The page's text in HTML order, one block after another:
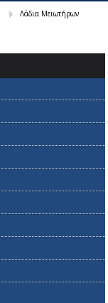
Λάδια Μειωτήρων